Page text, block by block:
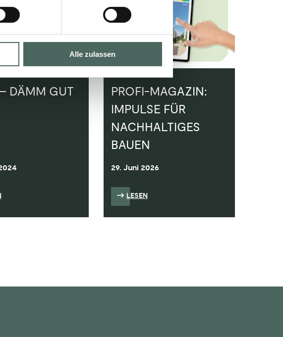
Alle zulassen
DÄMM GUT
PROFI-MAGAZIN:
IMPULSE FÜR
NACHHALTIGES
BAUEN
29. Juni 2026
LESEN